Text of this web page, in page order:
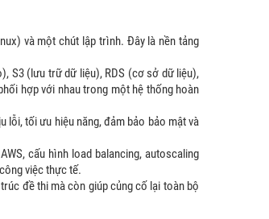
và một chút lập trình. Đây là nền tảng
S3 (lưu trữ dữ liệu), RDS (cơ sở dữ liệu),
hợp với nhau trong một hệ thống hoàn
lỗi, tối ưu hiệu năng, đảm bảo bảo mật và
cấu hình load balancing, autoscaling
việc thực tế.
đề thi mà còn giúp củng cố lại toàn bộ